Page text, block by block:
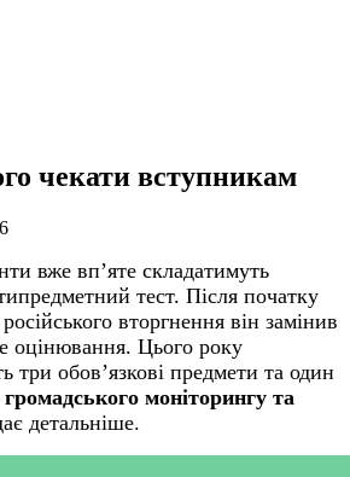
чекати вступникам
вже вп’яте складатимуть
тест. Після початку
вторгнення він замінив
оцінювання. Цього року
три обов’язкові предмети та один
моніторингу та
детальніше.